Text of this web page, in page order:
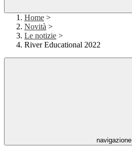
Home >
Novità >
Le notizie >
River Educational 2022
navigazione